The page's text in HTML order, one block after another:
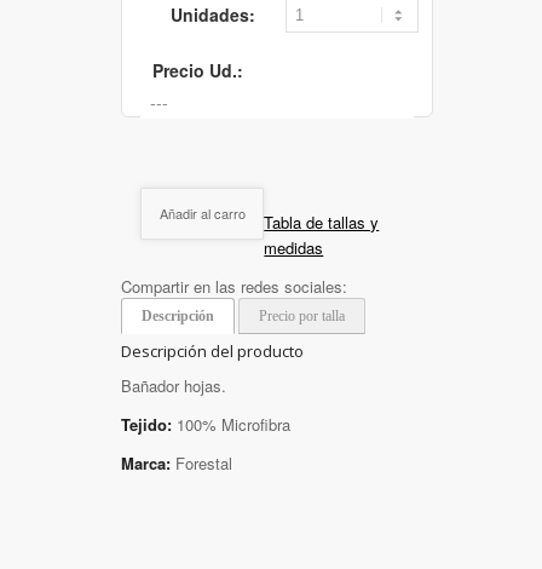
Unidades:
Precio Ud.:
Añadir al carro
Tabla de tallas y
medidas
Compartir en las redes sociales:
Descripción Precio por talla
Descripción del producto
Bañador hojas.
Tejido: 100% Microfibra
Marca: Forestal